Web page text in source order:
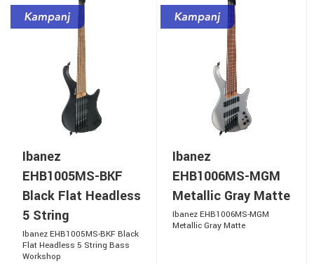
Ibanez
EHB1005MS-BKF
Black Flat Headless
5 String
Ibanez EHB1005MS-BKF Black
Flat Headless 5 String Bass
Workshop
Ibanez
EHB1006MS-MGM
Metallic Gray Matte
Ibanez EHB1006MS-MGM
Metallic Gray Matte